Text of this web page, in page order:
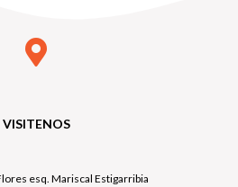
VISITENOS
esq. Mariscal Estigarribia